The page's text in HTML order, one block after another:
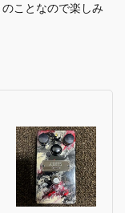
ことなので楽しみ